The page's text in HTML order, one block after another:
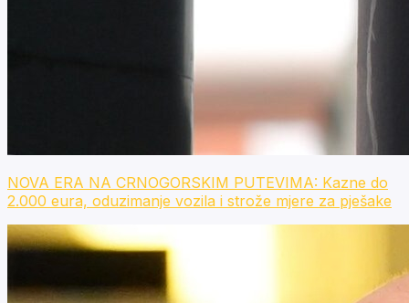
NOVA ERA NA CRNOGORSKIM PUTEVIMA: Kazne do
2.000 eura, oduzimanje vozila i strože mjere za pješake